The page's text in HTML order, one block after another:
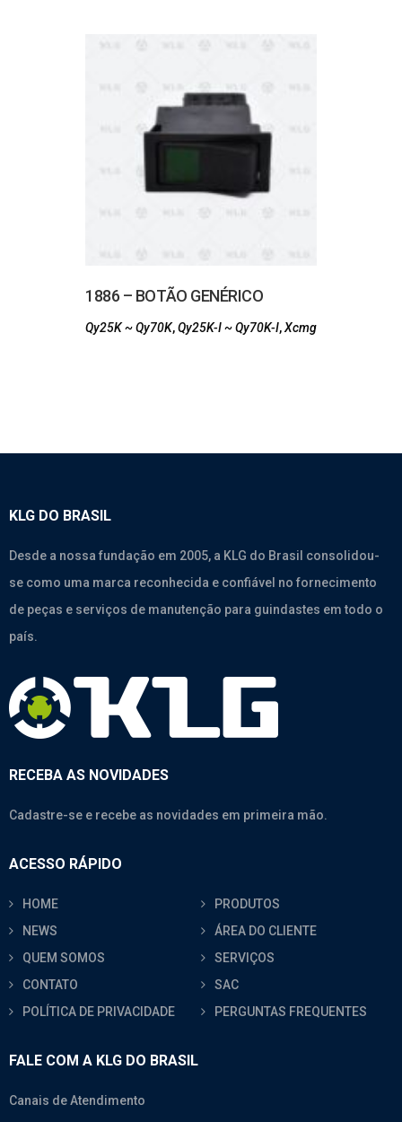
1886 – BOTÃO GENÉRICO
Qy25K ~ Qy70K,Qy25K-I ~ Qy70K-I,Xcmg
KLG DO BRASIL
Desde a nossa fundação em 2005, a KLG do Brasil consolidou-
se como uma marca reconhecida e confiável no fornecimento
de peças e serviços de manutenção para guindastes em todo o
país.
RECEBA AS NOVIDADES
Cadastre-se e recebe as novidades em primeira mão.
ACESSO RÁPIDO
HOME
PRODUTOS
NEWS
ÁREA DO CLIENTE
QUEM SOMOS
SERVIÇOS
CONTATO
SAC
POLÍTICA DE PRIVACIDADE
PERGUNTAS FREQUENTES
FALE COM A KLG DO BRASIL
Canais de Atendimento